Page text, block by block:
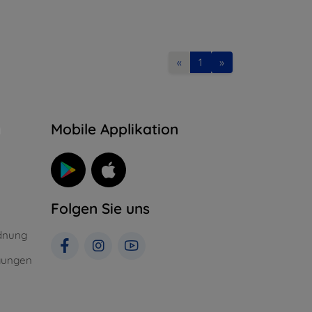
« 1 »
Mobile Applikation
Folgen Sie uns